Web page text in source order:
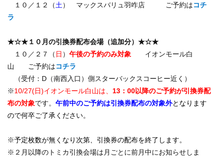
１０／１２（土） マックスバリュ羽咋店 ご予約はコチ
ラ
★☆★１０ 月の引換券配布会場（追加分） ★☆★
１０／２７（ 日 ） 午後の予約のみ対象 イオンモール白
山 ご予約はコチラ
（受付：D（南西入口）側スターバックスコーヒー近く）
※10/27(日)イオンモール白山は、 13：00以降のご予約が引換券配
布の対象です。 午前中のご予約は引換券配布の対象外となります
ので何卒ご了承ください。
※予定枚数が無くなり次第、引換券の配布を終了します。
※２月以降のトミカ引換会場は月ごとに前月中にお知らせしま